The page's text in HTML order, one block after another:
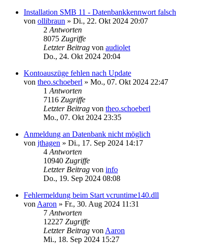
Installation SMB 11 - Datenbankkennwort falsch
von ollibraun » Di., 22. Okt 2024 20:07
2 Antworten
8075 Zugriffe
Letzter Beitrag von audiolet
Do., 24. Okt 2024 20:04
Kontoauszüge fehlen nach Update
von theo.schoeberl » Mo., 07. Okt 2024 22:47
1 Antworten
7116 Zugriffe
Letzter Beitrag von theo.schoeberl
Mo., 07. Okt 2024 23:35
Anmeldung an Datenbank nicht möglich
von jthagen » Di., 17. Sep 2024 14:17
4 Antworten
10940 Zugriffe
Letzter Beitrag von info
Do., 19. Sep 2024 08:08
Fehlermeldung beim Start vcruntime140.dll
von Aaron » Fr., 30. Aug 2024 11:31
7 Antworten
12227 Zugriffe
Letzter Beitrag von Aaron
Mi., 18. Sep 2024 15:27